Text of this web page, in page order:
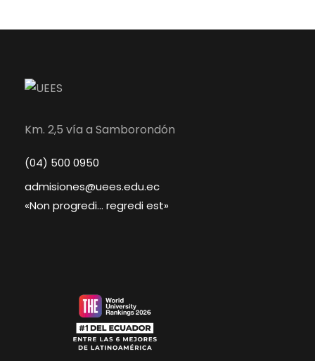
Km. 2,5 vía a Samborondón
(04) 500 0950
admisiones@uees.edu.ec
«Non progredi… regredi est»